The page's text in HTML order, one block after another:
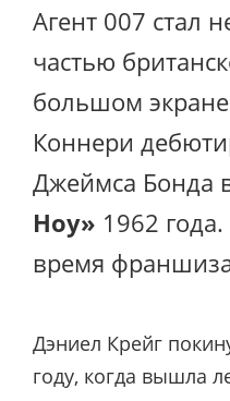
Агент 007 стал
частью
большом
Коннери
Джеймса Бонда
Ноу» 1962
время
Дэниел Крейг
году, когда вышла